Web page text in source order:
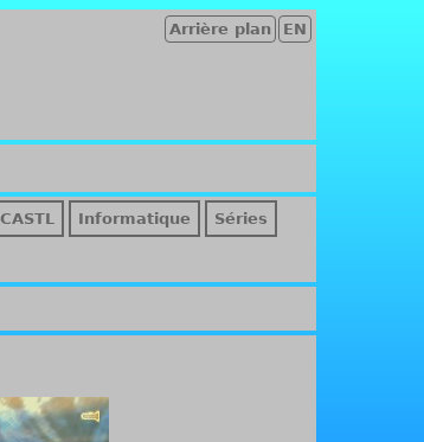
EN
Arrière plan
Informatique Séries